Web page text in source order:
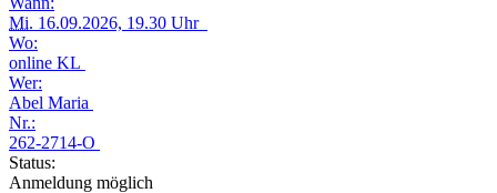
Mi. 16.09.2026, 19.30 Uhr
Wo:
online KL
Wer:
Abel Maria
Nr.:
262-2714-O
Status:
Anmeldung möglich